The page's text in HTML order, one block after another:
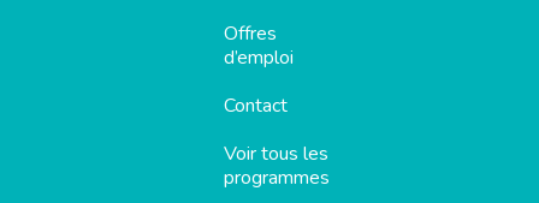
Offres
d’emploi
Contact
Voir tous les
programmes